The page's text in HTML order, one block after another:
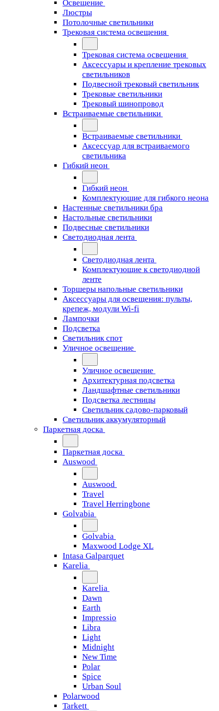
Освещение
Люстры
Потолочные светильники
Трековая система освещения
Трековая система освещения
Аксессуары и крепление трековых
светильников
Подвесной трековый светильник
Трековые светильники
Трековый шинопровод
Встраиваемые светильники
Встраиваемые светильники
Аксессуар для встраиваемого
светильника
Гибкий неон
Гибкий неон
Комплектующие для гибкого неона
Настенные светильники бра
Настольные светильники
Подвесные светильники
Светодиодная лента
Светодиодная лента
Комплектующие к светодиодной
ленте
Торшеры напольные светильники
Аксессуары для освещения: пульты,
крепеж, модули Wi-fi
Лампочки
Подсветка
Светильник спот
Уличное освещение
Уличное освещение
Архитектурная подсветка
Ландшафтные светильники
Подсветка лестницы
Светильник садово-парковый
Светильник аккумуляторный
Паркетная доска
Паркетная доска
Auswood
Auswood
Travel
Travel Herringbone
Golvabia
Golvabia
Maxwood Lodge XL
Intasa Galparquet
Karelia
Karelia
Dawn
Earth
Impressio
Libra
Light
Midnight
New Time
Polar
Spice
Urban Soul
Polarwood
Tarkett